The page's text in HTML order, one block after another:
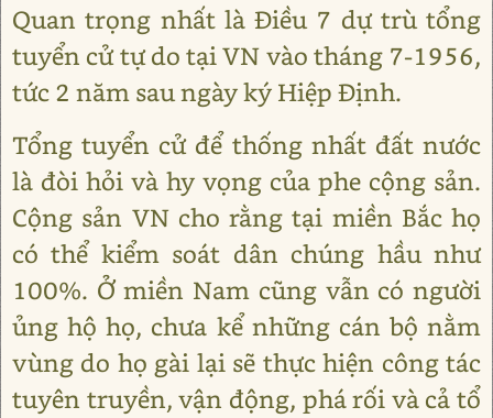
Quan trọng nhất là Điều 7 dự trù tổng
tuyển cử tự do tại VN vào tháng 7-1956,
tức 2 năm sau ngày ký Hiệp Định.
Tổng tuyển cử để thống nhất đất nước
là đòi hỏi và hy vọng của phe cộng sản.
Cộng sản VN cho rằng tại miền Bắc họ
có thể kiểm soát dân chúng hầu như
100%. Ở miền Nam cũng vẫn có người
ủng hộ họ, chưa kể những cán bộ nằm
vùng do họ gài lại sẽ thực hiện công tác
tuyên truyền, vận động, phá rối và cả tổ